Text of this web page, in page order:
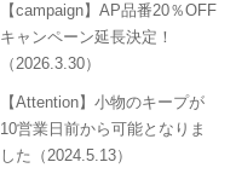
【campaign】AP品番20％OFF
キャンペーン延長決定！
（2026.3.30）
【Attention】小物のキープが
10営業日前から可能となりま
した（2024.5.13）